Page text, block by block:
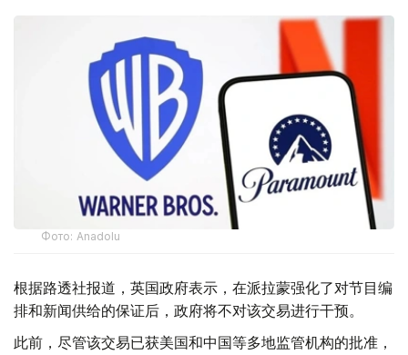
Фото: Аnadolu
根据路透社报道，英国政府表示，在派拉蒙强化了对节目编
排和新闻供给的保证后，政府将不对该交易进行干预。
此前，尽管该交易已获美国和中国等多地监管机构的批准，